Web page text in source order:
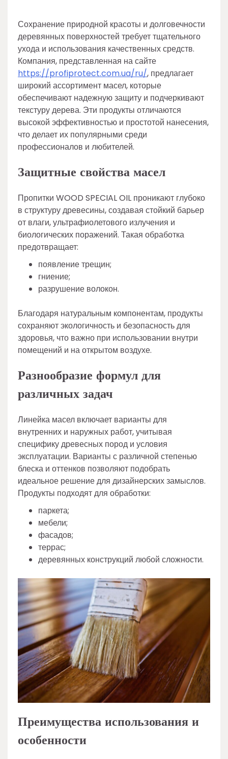
Сохранение природной красоты и долговечности
деревянных поверхностей требует тщательного
ухода и использования качественных средств.
Компания, представленная на сайте
https://profiprotect.com.ua/ru/, предлагает
широкий ассортимент масел, которые
обеспечивают надежную защиту и подчеркивают
текстуру дерева. Эти продукты отличаются
высокой эффективностью и простотой нанесения,
что делает их популярными среди
профессионалов и любителей.
Защитные свойства масел
Пропитки WOOD SPECIAL OIL проникают глубоко
в структуру древесины, создавая стойкий барьер
от влаги, ультрафиолетового излучения и
биологических поражений. Такая обработка
предотвращает:
появление трещин;
гниение;
разрушение волокон.
Благодаря натуральным компонентам, продукты
сохраняют экологичность и безопасность для
здоровья, что важно при использовании внутри
помещений и на открытом воздухе.
Разнообразие формул для
различных задач
Линейка масел включает варианты для
внутренних и наружных работ, учитывая
специфику древесных пород и условия
эксплуатации. Варианты с различной степенью
блеска и оттенков позволяют подобрать
идеальное решение для дизайнерских замыслов.
Продукты подходят для обработки:
паркета;
мебели;
фасадов;
террас;
деревянных конструкций любой сложности.
Преимущества использования и
особенности